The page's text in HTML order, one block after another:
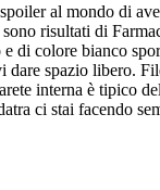
al mondo di
risultati di
e di colore bianco
dare spazio libero.
interna è tipico
ci stai facendo